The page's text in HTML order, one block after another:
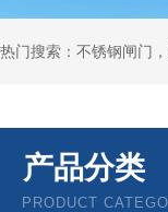
热门搜索：不锈钢闸门
产品分类
PRODUCT